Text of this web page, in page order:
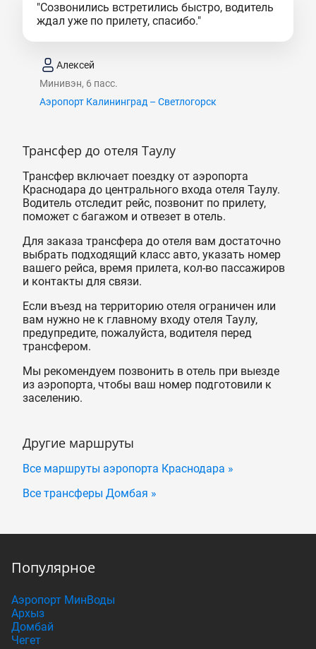
"Созвонились встретились быстро, водитель
ждал уже по прилету, спасибо."
Алексей
Минивэн, 6 пасс.
Аэропорт Калининград – Светлогорск
Трансфер до отеля Таулу
Трансфер включает поездку от аэропорта
Краснодара до центрального входа отеля Таулу.
Водитель отследит рейс, позвонит по прилету,
поможет с багажом и отвезет в отель.
Для заказа трансфера до отеля вам достаточно
выбрать подходящий класс авто, указать номер
вашего рейса, время прилета, кол-во пассажиров
и контакты для связи.
Если въезд на территорию отеля ограничен или
вам нужно не к главному входу отеля Таулу,
предупредите, пожалуйста, водителя перед
трансфером.
Мы рекомендуем позвонить в отель при выезде
из аэропорта, чтобы ваш номер подготовили к
заселению.
Другие маршруты
Все маршруты аэропорта Краснодара »
Все трансферы Домбая »
Популярное
Аэропорт МинВоды
Архыз
Домбай
Чегет